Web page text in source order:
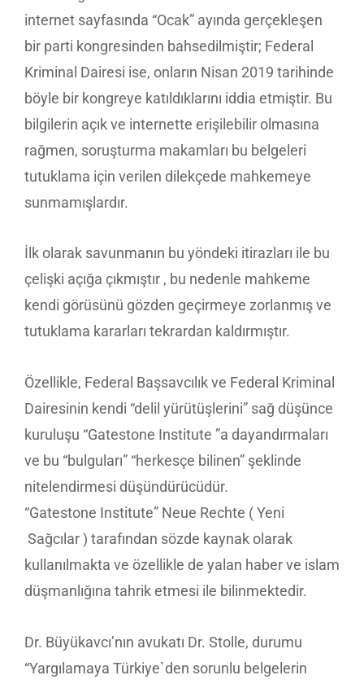
internet sayfasında “Ocak” ayında gerçekleşen
bir parti kongresinden bahsedilmiştir; Federal
Kriminal Dairesi ise, onların Nisan 2019 tarihinde
böyle bir kongreye katıldıklarını iddia etmiştir. Bu
bilgilerin açık ve internette erişilebilir olmasına
rağmen, soruşturma makamları bu belgeleri
tutuklama için verilen dilekçede mahkemeye
sunmamışlardır.
İlk olarak savunmanın bu yöndeki itirazları ile bu
çelişki açığa çıkmıştır , bu nedenle mahkeme
kendi görüsünü gözden geçirmeye zorlanmış ve
tutuklama kararları tekrardan kaldırmıştır.
Özellikle, Federal Başsavcılık ve Federal Kriminal
Dairesinin kendi “delil yürütüşlerini” sağ düşünce
kuruluşu “Gatestone Institute ”a dayandırmaları
ve bu “bulguları” “herkesçe bilinen” şeklinde
nitelendirmesi düşündürücüdür.
“Gatestone Institute” Neue Rechte ( Yeni
Sağcılar ) tarafından sözde kaynak olarak
kullanılmakta ve özellikle de yalan haber ve islam
düşmanlığına tahrik etmesi ile bilinmektedir.
Dr. Büyükavcı’nın avukatı Dr. Stolle, durumu
“Yargılamaya Türkiye`den sorunlu belgelerin